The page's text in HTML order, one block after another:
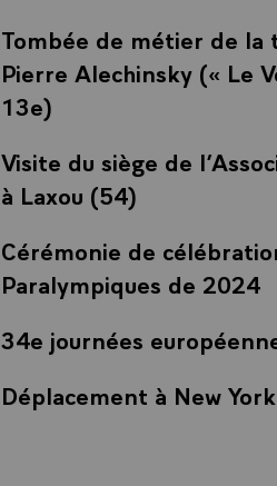
Tombée de métier de la
Pierre Alechinsky (« Le
13e)
Visite du siège de
à Laxou (54)
Cérémonie de
Paralympiques de 2024
34e journées
Déplacement à New